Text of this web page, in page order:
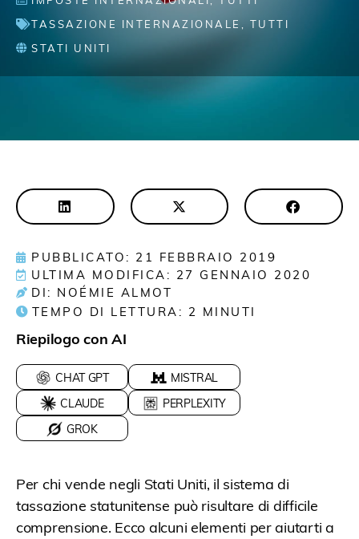
TASSAZIONE INTERNAZIONALE
TUTTI
STATI UNITI
PUBBLICATO: 21 FEBBRAIO 2019
ULTIMA MODIFICA: 27 GENNAIO 2020
DI: NOÉMIE ALMOT
TEMPO DI LETTURA: 2 MINUTI
Riepilogo con AI
CHAT GPT
MISTRAL
CLAUDE
PERPLEXITY
GROK
Per chi vende negli Stati Uniti, il sistema di
tassazione statunitense può risultare di difficile
comprensione. Ecco alcuni elementi per aiutarti a